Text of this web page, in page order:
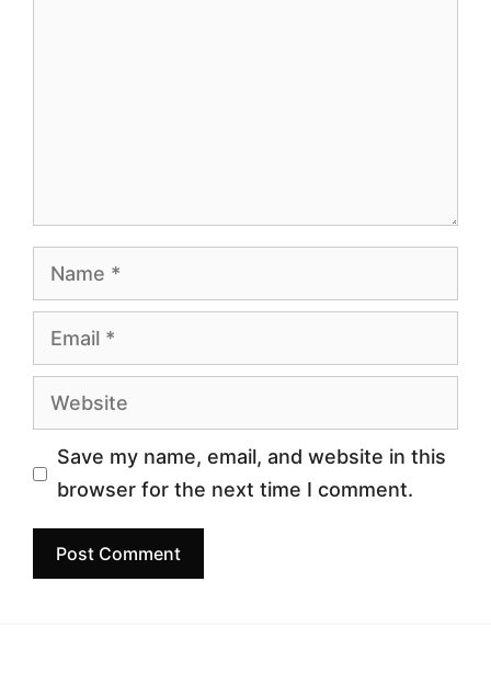
Name
Email
Website
Save my name, email, and website in this
browser for the next time I comment.